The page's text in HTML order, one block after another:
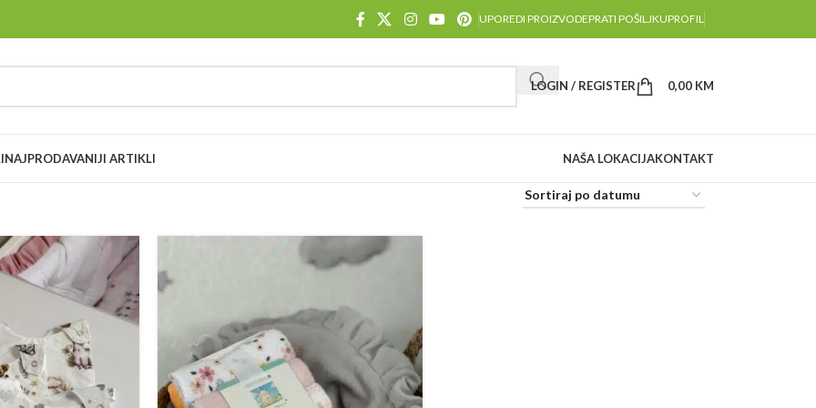
UPOREDI PROIZVODEPRATI POŠILJKUPROFIL
LOGIN / REGISTER 0,00 KM
NAJPRODAVANIJI ARTIKLI NAŠA LOKACIJAKONTAKT